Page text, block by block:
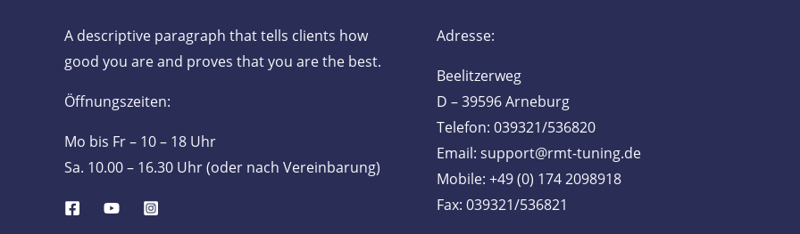
A descriptive paragraph that tells clients how
good you are and proves that you are the best.
Öffnungszeiten:
Mo bis Fr – 10 – 18 Uhr
Sa. 10.00 – 16.30 Uhr (oder nach Vereinbarung)
Adresse:
Beelitzerweg
D – 39596 Arneburg
Telefon: 039321/536820
Email: support@rmt-tuning.de
Mobile: +49 (0) 174 2098918
Fax: 039321/536821